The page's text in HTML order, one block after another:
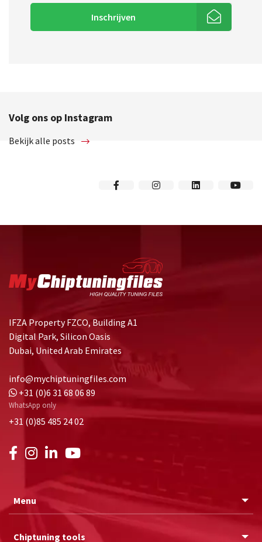
Inschrijven
Volg ons op Instagram
Bekijk alle posts
IFZA Property FZCO, Building A1
Digital Park, Silicon Oasis
Dubai, United Arab Emirates
info@mychiptuningfiles.com
+31 (0)6 31 68 06 89
WhatsApp only
+31 (0)85 485 24 02
Menu
Chiptuning tools